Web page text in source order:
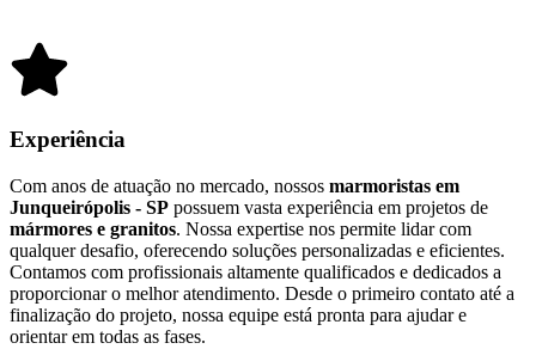
Experiência
Com anos de atuação no mercado, nossos marmoristas em
Junqueirópolis - SP possuem vasta experiência em projetos de
mármores e granitos. Nossa expertise nos permite lidar com
qualquer desafio, oferecendo soluções personalizadas e eficientes.
Contamos com profissionais altamente qualificados e dedicados a
proporcionar o melhor atendimento. Desde o primeiro contato até a
finalização do projeto, nossa equipe está pronta para ajudar e
orientar em todas as fases.